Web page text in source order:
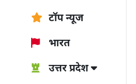
टॉप न्यूज
भारत
उत्तर प्रदेश